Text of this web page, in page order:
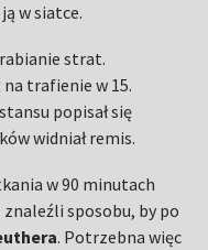
w siatce.
strat.
trafienie w 15.
popisał się
widniał remis.
w 90 minutach
znaleźli sposobu, by po
. Potrzebna więc